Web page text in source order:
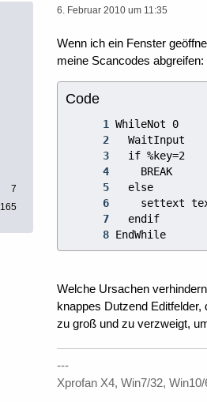
7
165
6. Februar 2010 um 11:35
Wenn ich ein Fenster
meine Scancodes abgreifen:
Code
EndWhile
Welche Ursachen
knappes Dutzend
zu groß und zu verzweigt,
---
Xprofan X4, Win7/32, Win10/